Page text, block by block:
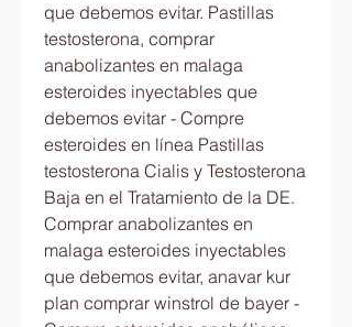
que debemos evitar. Pastillas
testosterona, comprar
anabolizantes en malaga
esteroides inyectables que
debemos evitar - Compre
esteroides en línea Pastillas
testosterona Cialis y Testosterona
Baja en el Tratamiento de la DE.
Comprar anabolizantes en
malaga esteroides inyectables
que debemos evitar, anavar kur
plan comprar winstrol de bayer -